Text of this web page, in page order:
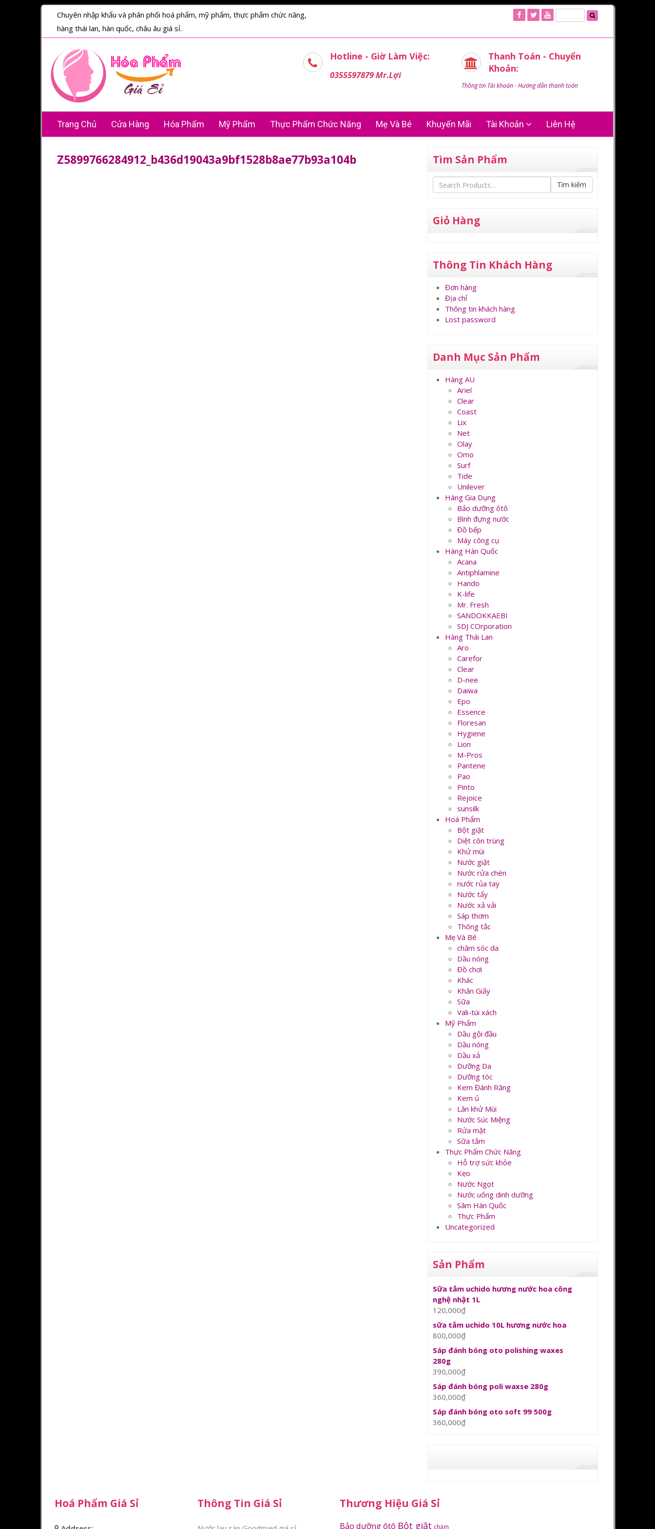
Chuyên nhập khẩu và phân phối hoá phẩm, mỹ phẩm, thực phẩm chức năng,
hàng thái lan, hàn quốc, châu âu giá sỉ.
Hotline - Giờ Làm Việc:
0355597879 Mr.Lợi
Thanh Toán - Chuyển
Khoản:
Thông tin Tài khoản - Hướng dẫn thanh toán
Trang Chủ Cửa Hàng Hóa Phẩm Mỹ Phẩm Thực Phẩm Chức Năng Mẹ Và Bé Khuyến Mãi Tài Khoản Liên Hệ
Z5899766284912_b436d19043a9bf1528b8ae77b93a104b Tìm Sản Phẩm
Tìm kiếm
Giỏ Hàng
Thông Tin Khách Hàng
Đơn hàng
Địa chỉ
Thông tin khách hàng
Lost password
Danh Mục Sản Phẩm
Hàng AU
Ariel
Clear
Coast
Lix
Net
Olay
Omo
Surf
Tide
Unilever
Hàng Gia Dụng
Bảo dưỡng ôtô
Bình đựng nước
Đồ bếp
Máy công cụ
Hàng Hàn Quốc
Acana
Antiphlamine
Hando
K-life
Mr. Fresh
SANDOKKAEBI
SDJ COrporation
Hàng Thái Lan
Aro
Carefor
Clear
D-nee
Daiwa
Epo
Essence
Floresan
Hygiene
Lion
M-Pros
Pantene
Pao
Pinto
Rejoice
sunsilk
Hoá Phẩm
Bột giặt
Diệt côn trùng
Khử mùi
Nước giặt
Nước rửa chén
nước rủa tay
Nước tẩy
Nước xả vải
Sáp thơm
Thông tắc
Mẹ Và Bé
chăm sóc da
Dầu nóng
Đồ chơi
Khác
Khăn Giấy
Sữa
Vali-túi xách
Mỹ Phẩm
Dầu gội đầu
Dầu nóng
Dầu xả
Dưỡng Da
Dưỡng tóc
Kem Đánh Răng
Kem ủ
Lăn khử Mùi
Nước Súc Miệng
Rửa mặt
Sữa tắm
Thực Phẩm Chức Năng
Hỗ trợ sức khỏe
Kẹo
Nước Ngọt
Nước uống dinh dưỡng
Sâm Hàn Quốc
Thực Phẩm
Uncategorized
Sản Phẩm
Sữa tắm uchido hương nước hoa công
nghệ nhật 1L
120,000₫
sữa tắm uchido 10L hương nước hoa
800,000₫
Sáp đánh bóng oto polishing waxes
280g
390,000₫
Sáp đánh bóng poli waxse 280g
360,000₫
Sáp đánh bóng oto soft 99 500g
360,000₫
Hoá Phẩm Giá Sỉ Thông Tin Giá Sỉ Thương Hiệu Giá Sỉ
Bảo dưỡng ôtô Bột giặt chăm